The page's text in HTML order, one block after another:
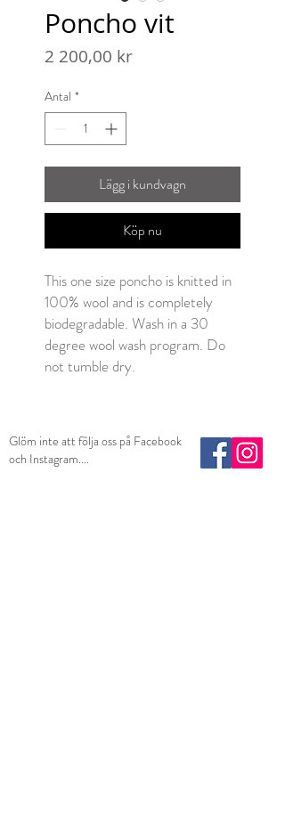
Poncho vit
2 200,00 krPris
Antal *
Lägg i kundvagn
Köp nu
This one size poncho is knitted in
100% wool and is completely
biodegradable. Wash in a 30
degree wool wash program. Do
not tumble dry.
Glöm inte att följa oss på Facebook
och Instagram....